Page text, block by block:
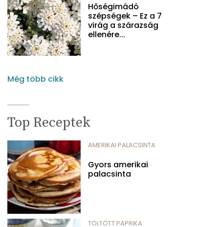
Hőségimádó
szépségek – Ez a 7
virág a szárazság
ellenére...
Még több cikk
Top Receptek
AMERIKAI PALACSINTA
Gyors amerikai
palacsinta
TÖLTÖTT PAPRIKA